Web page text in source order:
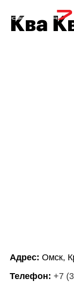
Ква
Адрес: Омск,
Телефон: +7